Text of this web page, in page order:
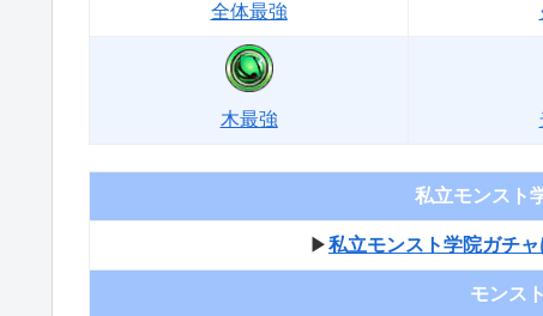
全体最強
木最強
私立モンスト
▶︎私立モンスト学院ガチ
モンス